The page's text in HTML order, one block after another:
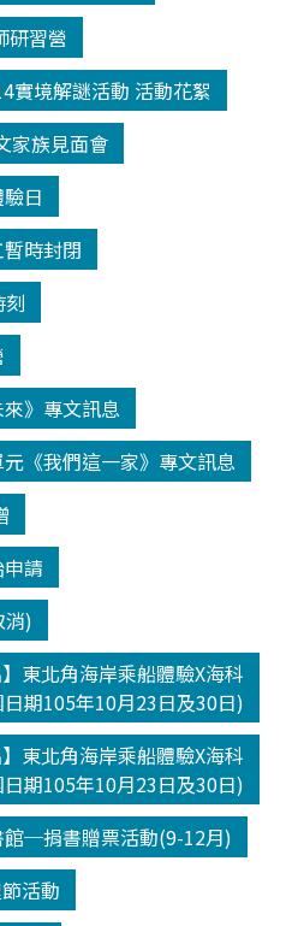
研習營
實境解謎活動 活動花絮
家族見面會
日
時封閉
》專文訊息
《我們這一家》專文訊息
請
消)
東北角海岸乘船體驗X海科
期105年10月23日及30日)
東北角海岸乘船體驗X海科
期105年10月23日及30日)
─捐書贈票活動(9-12月)
活動